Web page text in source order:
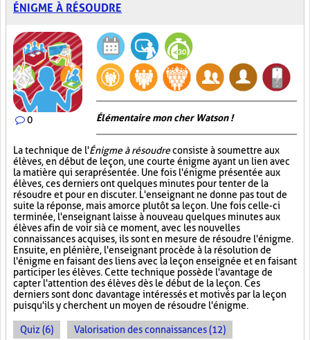
ÉNIGME À RÉSOUDRE
0 Élémentaire mon cher Watson !
La technique de l'Énigme à résoudreconsiste à soumettre aux
élèves, en début de leçon, une courte énigme ayant un lien avec
la matière qui sera présentée. Une fois l'énigme présentée aux
élèves, ces derniers ont quelques minutes pour tenter de la
résoudre et pour en discuter. L'enseignant ne donne pas tout de
suite la réponse, mais amorce plutôt sa leçon. Une fois celle-ci
terminée, l'enseignant laisse à nouveau quelques minutes aux
élèves afin de voir si à ce moment, avec les nouvelles
connaissances acquises, ils sont en mesure de résoudre l'énigme.
Ensuite, en plénière, l'enseignant procède à la résolution de
l'énigme en faisant des liens avec la leçon enseignée et en faisant
participer les élèves. Cette technique possède l'avantage de
capter l'attention des élèves dès le début de la leçon. Ces
derniers sont donc davantage intéressés et motivés par la leçon
puisqu'ils y cherchent un moyen de résoudre l'énigme.
Quiz (6) Valorisation des connaissances (12)